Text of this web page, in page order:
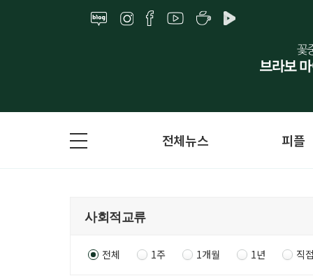
전체뉴스 피플
전체 1주 1개월 1년 직